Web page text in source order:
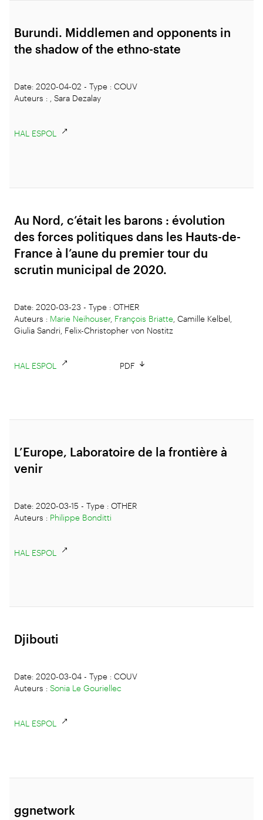
Burundi. Middlemen and opponents in
the shadow of the ethno-state
Date: 2020-04-02 - Type : COUV
Auteurs : , Sara Dezalay
HAL ESPOL
Au Nord, c’était les barons : évolution
des forces politiques dans les Hauts-de-
France à l’aune du premier tour du
scrutin municipal de 2020.
Date: 2020-03-23 - Type : OTHER
Auteurs : Marie Neihouser, François Briatte , Camille Kelbel,
Giulia Sandri, Felix-Christopher von Nostitz
HAL ESPOL PDF
L’Europe, Laboratoire de la frontière à
venir
Date: 2020-03-15 - Type : OTHER
Auteurs : Philippe Bonditti
HAL ESPOL
Djibouti
Date: 2020-03-04 - Type : COUV
Auteurs : Sonia Le Gouriellec
HAL ESPOL
ggnetwork